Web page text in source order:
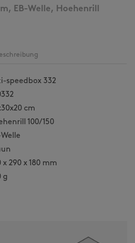
EB-Welle, Hoehenrill
speedbox 332
cm
100/150
Welle
x 290 x 180 mm
g